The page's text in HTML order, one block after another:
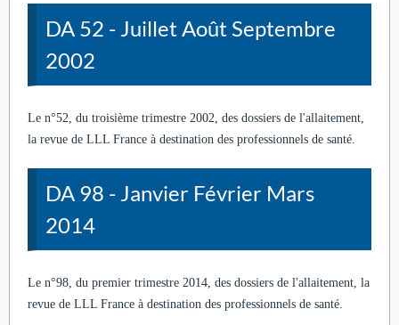
DA 52 - Juillet Août Septembre
2002
Le n°52, du troisième trimestre 2002, des dossiers de l'allaitement,
la revue de LLL France à destination des professionnels de santé.
DA 98 - Janvier Février Mars
2014
Le n°98, du premier trimestre 2014, des dossiers de l'allaitement, la
revue de LLL France à destination des professionnels de santé.